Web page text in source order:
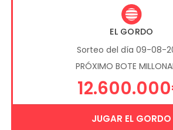
EL GORDO
Sorteo del día 09-08-
PRÓXIMO BOTE
JUGAR EL GORDO